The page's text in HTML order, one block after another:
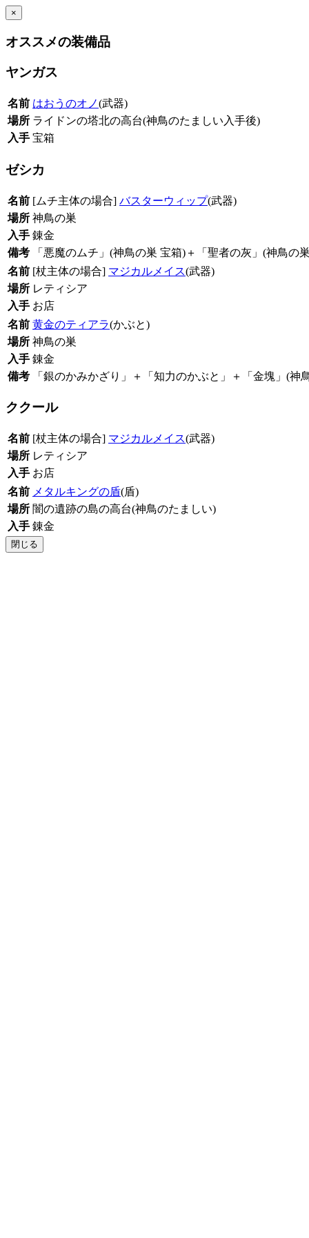
×
オススメの装備品
ヤンガス
名前 はおうのオノ(武器)
場所 ライドンの塔北の高台(神鳥のたましい入手後)
入手 宝箱
ゼシカ
名前 [ムチ主体の場合] バスターウィップ(武器)
場所 神鳥の巣
入手 錬金
備考
「悪魔のムチ」(神鳥の巣 宝箱)＋「聖者の灰」(神鳥の
名前 [杖主体の場合] マジカルメイス(武器)
場所 レティシア
入手 お店
名前 黄金のティアラ(かぶと)
場所 神鳥の巣
入手 錬金
備考
「銀のかみかざり」＋「知力のかぶと」＋「金塊」(神
ククール
名前 [杖主体の場合] マジカルメイス(武器)
場所 レティシア
入手 お店
名前 メタルキングの盾(盾)
場所 闇の遺跡の島の高台(神鳥のたましい)
入手 錬金
閉じる